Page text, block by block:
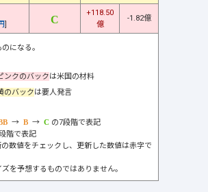
]
+118.50
億
-1.82億
になる。
ンクのバックは米国の材料
のバックは要人発言
→ →
の7段階で表記
階で表記
数値をチェックし、更新した数値は赤字で
を予想するものではありません。